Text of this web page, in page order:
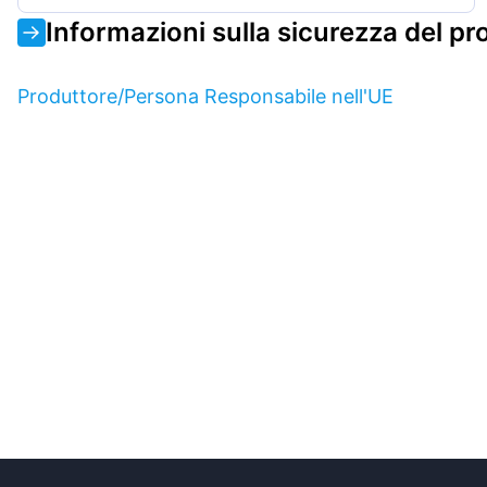
Informazioni sulla sicurezza del
Produttore/Persona Responsabile nell'UE